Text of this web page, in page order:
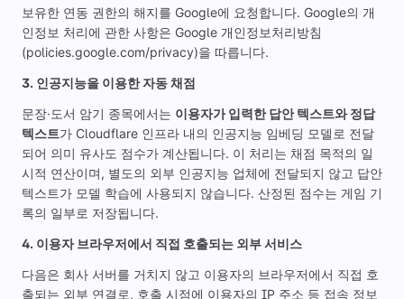
보유한 연동 권한의 해지를 Google에 요청합니다. Google의 개
인정보 처리에 관한 사항은 Google 개인정보처리방침
(policies.google.com/privacy)을 따릅니다.
3. 인공지능을 이용한 자동 채점
문장·도서 암기 종목에서는 이용자가 입력한 답안 텍스트와 정답
텍스트가 Cloudflare 인프라 내의 인공지능 임베딩 모델로 전달
되어 의미 유사도 점수가 계산됩니다. 이 처리는 채점 목적의 일
시적 연산이며, 별도의 외부 인공지능 업체에 전달되지 않고 답안
텍스트가 모델 학습에 사용되지 않습니다. 산정된 점수는 게임 기
록의 일부로 저장됩니다.
4. 이용자 브라우저에서 직접 호출되는 외부 서비스
다음은 회사 서버를 거치지 않고 이용자의 브라우저에서 직접 호
출되는 외부 연결로, 호출 시점에 이용자의 IP 주소 등 접속 정보